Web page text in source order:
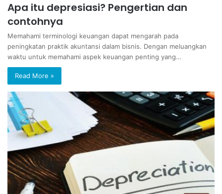
Apa itu depresiasi? Pengertian dan
contohnya
Memahami terminologi keuangan dapat mengarah pada
peningkatan praktik akuntansi dalam bisnis. Dengan meluangkan
waktu untuk memahami aspek keuangan penting yang…
Read More »